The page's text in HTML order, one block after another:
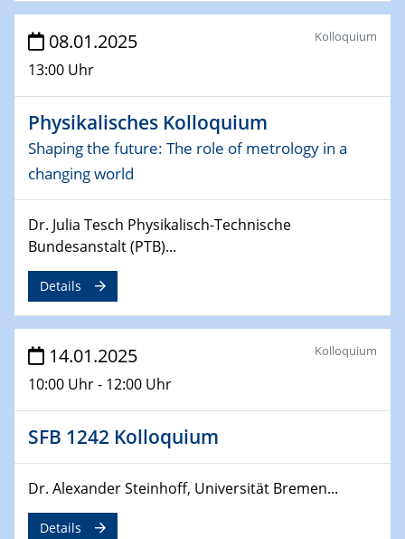
Sfb-trr247-all Seminar
CataLysis Joint Colloquium)
Sfb-trr247-all Workshop
UnOCat
SFB/TRR 270 Kolloquium
11.02.2025
Social Hour
CENIDE / ZBT / IW
Natural Water to H2
Sfb-trr247-all Annual Meeting
CENIDE-BGU Seminar
27.02.2025
08.01.2025
13:00 Uhr
Kolloquium
Physikalisches Kolloquium
Shaping the future: The role of metrology in a
changing world
Dr. Julia Tesch Physikalisch-Technische
Bundesanstalt (PTB)...
Details
14.01.2025
10:00 Uhr - 12:00 Uhr
Kolloquium
SFB 1242 Kolloquium
Dr. Alexander Steinhoff, Universität Bremen...
Details